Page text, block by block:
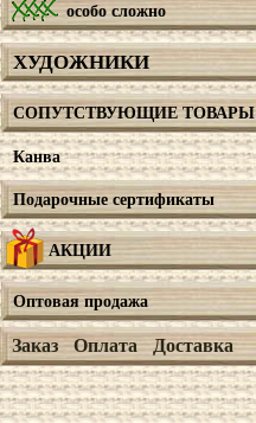
особо сложно
ХУДОЖНИКИ
СОПУТСТВУЮЩИЕ ТОВАРЫ
Канва
Подарочные сертификаты
АКЦИИ
Оптовая продажа
Заказ Оплата Доставка